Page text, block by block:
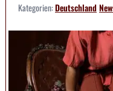
Kategorien:Deutschland